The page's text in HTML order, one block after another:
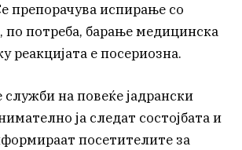
препорачува испирање со
по потреба, барање медицинска
реакцијата е посериозна.
на повеќе јадрански
ја следат состојбата и
посетителите за